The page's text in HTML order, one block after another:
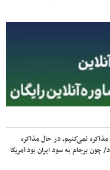
نمی‌کنیم، در حال مذاکره
چون برجام به سود ایران بود آمریکا